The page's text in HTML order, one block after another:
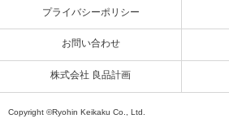
プライバシーポリシー
お問い合わせ
株式会社 良品計画
Copyright ©Ryohin Keikaku Co., Ltd.